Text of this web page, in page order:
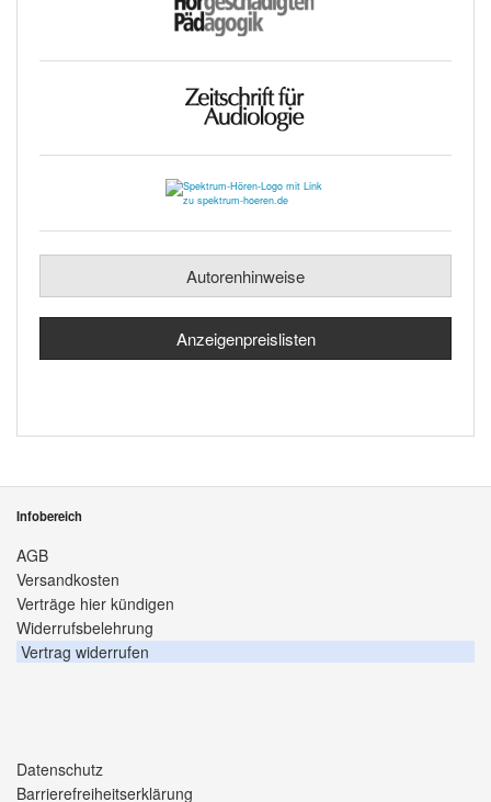
Autorenhinweise
Anzeigenpreislisten
Infobereich
AGB
Versandkosten
Verträge hier kündigen
Widerrufsbelehrung
Vertrag widerrufen
Datenschutz
Barrierefreiheitserklärung